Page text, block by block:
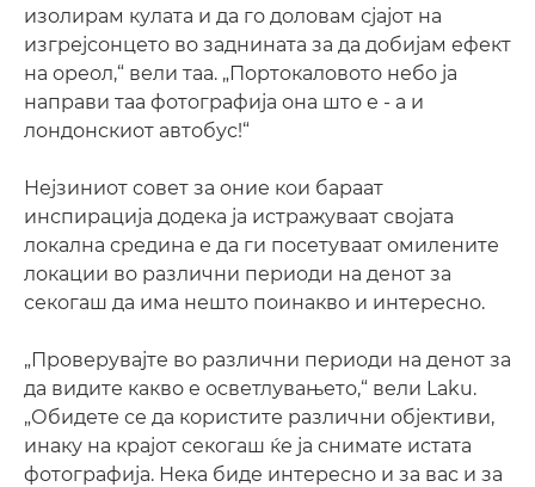
изолирам кулата и да го доловам сјајот на
изгрејсонцето во заднината за да добијам ефект
на ореол,“ вели таа. „Портокаловото небо ја
направи таа фотографија она што е - а и
лондонскиот автобус!“
Нејзиниот совет за оние кои бараат
инспирација додека ја истражуваат својата
локална средина е да ги посетуваат омилените
локации во различни периоди на денот за
секогаш да има нешто поинакво и интересно.
„Проверувајте во различни периоди на денот за
да видите какво е осветлувањето,“ вели Laku.
„Обидете се да користите различни објективи,
инаку на крајот секогаш ќе ја снимате истата
фотографија. Нека биде интересно и за вас и за